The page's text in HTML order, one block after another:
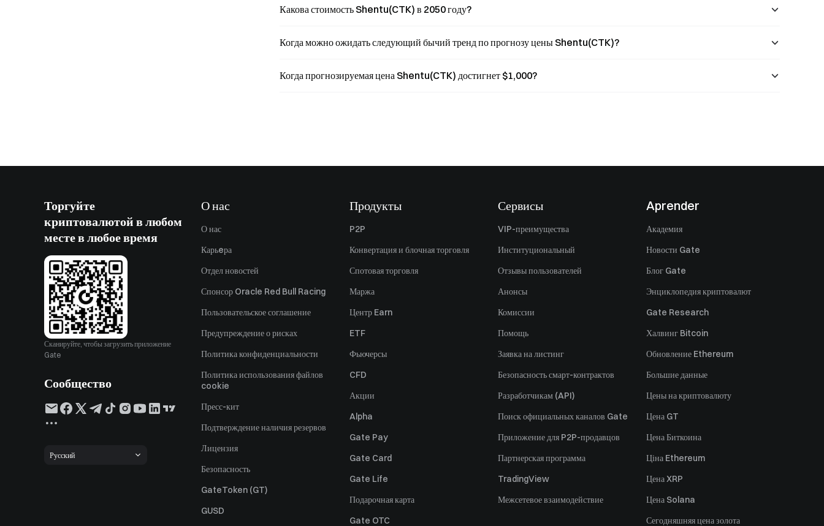
Какова стоимость Shentu(CTK) в 2050 году?
Когда можно ожидать следующий бычий тренд по прогнозу цены Shentu(CTK)?
Когда прогнозируемая цена Shentu(CTK) достигнет $1,000?
Торгуйте
криптовалютой в любом
месте в любое время
Сканируйте, чтобы загрузить приложение
Gate
Сообщество
Русский
О нас
О нас
Карьeра
Отдел новостей
Спонсор Oracle Red Bull Racing
Пользовательское соглашение
Предупреждение о рисках
Политика конфиденциальности
Политика использования файлов
cookie
Пресс-кит
Подтверждение наличия резервов
Лицензия
Безопасность
GateToken (GT)
GUSD
Продукты
P2P
Конвертация и блочная торговля
Спотовая торговля
Маржа
Центр Earn
ETF
Фьючерсы
CFD
Акции
Alpha
Gate Pay
Gate Card
Gate Life
Подарочная карта
Gate OTC
Сервисы
VIP-преимущества
Институциональный
Отзывы пользователей
Анонсы
Комиссии
Помощь
Заявка на листинг
Безопасность смарт-контрактов
Разработчикам (API)
Поиск официальных каналов Gate
Приложение для P2P-продавцов
Партнерская программа
TradingView
Межсетевое взаимодействие
Aprender
Академия
Новости Gate
Блог Gate
Энциклопедия криптовалют
Gate Research
Халвинг Bitcoin
Обновление Ethereum
Большие данные
Цены на криптовалюту
Цена GT
Цена Биткоина
Ціна Ethereum
Цена XRP
Цена Solana
Сегодняшняя цена золота